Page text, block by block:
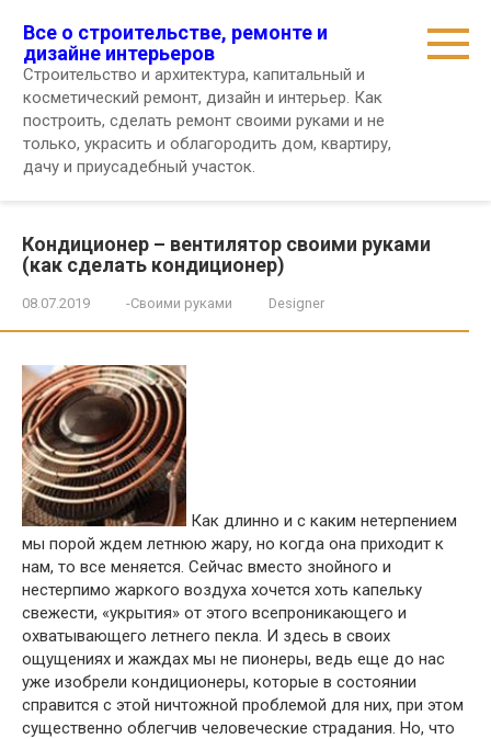
контенту
Все о строительстве, ремонте и
дизайне интерьеров
Строительство и архитектура, капитальный и
косметический ремонт, дизайн и интерьер. Как
построить, сделать ремонт своими руками и не
только, украсить и облагородить дом, квартиру,
дачу и приусадебный участок.
Кондиционер – вентилятор своими руками
(как сделать кондиционер)
08.07.2019 -Своими руками Designer
Как длинно и с каким нетерпением
мы порой ждем летнюю жару, но когда она приходит к
нам, то все меняется. Сейчас вместо знойного и
нестерпимо жаркого воздуха хочется хоть капельку
свежести, «укрытия» от этого всепроникающего и
охватывающего летнего пекла. И здесь в своих
ощущениях и жаждах мы не пионеры, ведь еще до нас
уже изобрели кондиционеры, которые в состоянии
справится с этой ничтожной проблемой для них, при этом
существенно облегчив человеческие страдания. Но, что